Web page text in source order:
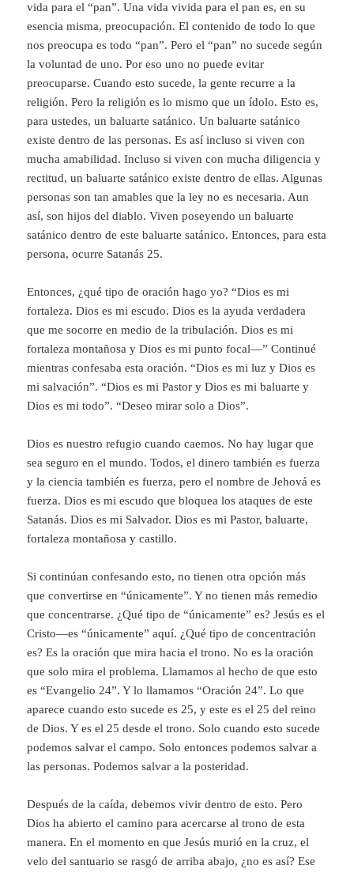
vida para el “pan”. Una vida vivida para el pan es, en su
esencia misma, preocupación. El contenido de todo lo que
nos preocupa es todo “pan”. Pero el “pan” no sucede según
la voluntad de uno. Por eso uno no puede evitar
preocuparse. Cuando esto sucede, la gente recurre a la
religión. Pero la religión es lo mismo que un ídolo. Esto es,
para ustedes, un baluarte satánico. Un baluarte satánico
existe dentro de las personas. Es así incluso si viven con
mucha amabilidad. Incluso si viven con mucha diligencia y
rectitud, un baluarte satánico existe dentro de ellas. Algunas
personas son tan amables que la ley no es necesaria. Aun
así, son hijos del diablo. Viven poseyendo un baluarte
satánico dentro de este baluarte satánico. Entonces, para esta
persona, ocurre Satanás 25.
Entonces, ¿qué tipo de oración hago yo? “Dios es mi
fortaleza. Dios es mi escudo. Dios es la ayuda verdadera
que me socorre en medio de la tribulación. Dios es mi
fortaleza montañosa y Dios es mi punto focal—” Continué
mientras confesaba esta oración. “Dios es mi luz y Dios es
mi salvación”. “Dios es mi Pastor y Dios es mi baluarte y
Dios es mi todo”. “Deseo mirar solo a Dios”.
Dios es nuestro refugio cuando caemos. No hay lugar que
sea seguro en el mundo. Todos, el dinero también es fuerza
y la ciencia también es fuerza, pero el nombre de Jehová es
fuerza. Dios es mi escudo que bloquea los ataques de este
Satanás. Dios es mi Salvador. Dios es mi Pastor, baluarte,
fortaleza montañosa y castillo.
Si continúan confesando esto, no tienen otra opción más
que convertirse en “únicamente”. Y no tienen más remedio
que concentrarse. ¿Qué tipo de “únicamente” es? Jesús es el
Cristo—es “únicamente” aquí. ¿Qué tipo de concentración
es? Es la oración que mira hacia el trono. No es la oración
que solo mira el problema. Llamamos al hecho de que esto
es “Evangelio 24”. Y lo llamamos “Oración 24”. Lo que
aparece cuando esto sucede es 25, y este es el 25 del reino
de Dios. Y es el 25 desde el trono. Solo cuando esto sucede
podemos salvar el campo. Solo entonces podemos salvar a
las personas. Podemos salvar a la posteridad.
Después de la caída, debemos vivir dentro de esto. Pero
Dios ha abierto el camino para acercarse al trono de esta
manera. En el momento en que Jesús murió en la cruz, el
velo del santuario se rasgó de arriba abajo, ¿no es así? Ese